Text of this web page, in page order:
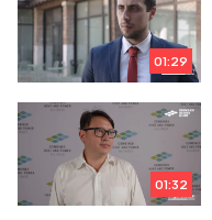
01:29
01:32